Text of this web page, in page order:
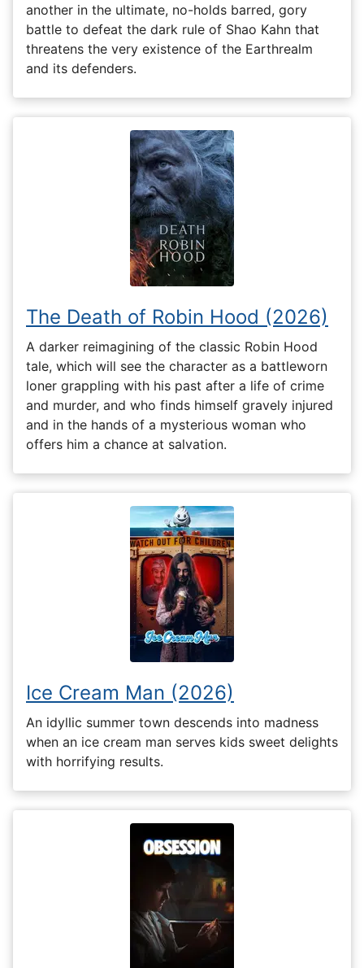
another in the ultimate, no-holds barred, gory
battle to defeat the dark rule of Shao Kahn that
threatens the very existence of the Earthrealm
and its defenders.
The Death of Robin Hood (2026)
A darker reimagining of the classic Robin Hood
tale, which will see the character as a battleworn
loner grappling with his past after a life of crime
and murder, and who finds himself gravely injured
and in the hands of a mysterious woman who
offers him a chance at salvation.
Ice Cream Man (2026)
An idyllic summer town descends into madness
when an ice cream man serves kids sweet delights
with horrifying results.